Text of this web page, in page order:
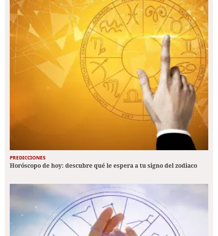
PREDICCIONES
Horóscopo de hoy: descubre qué le espera a tu signo del zodiaco